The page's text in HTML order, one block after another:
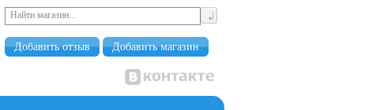
Добавить отзыв Добавить магазин